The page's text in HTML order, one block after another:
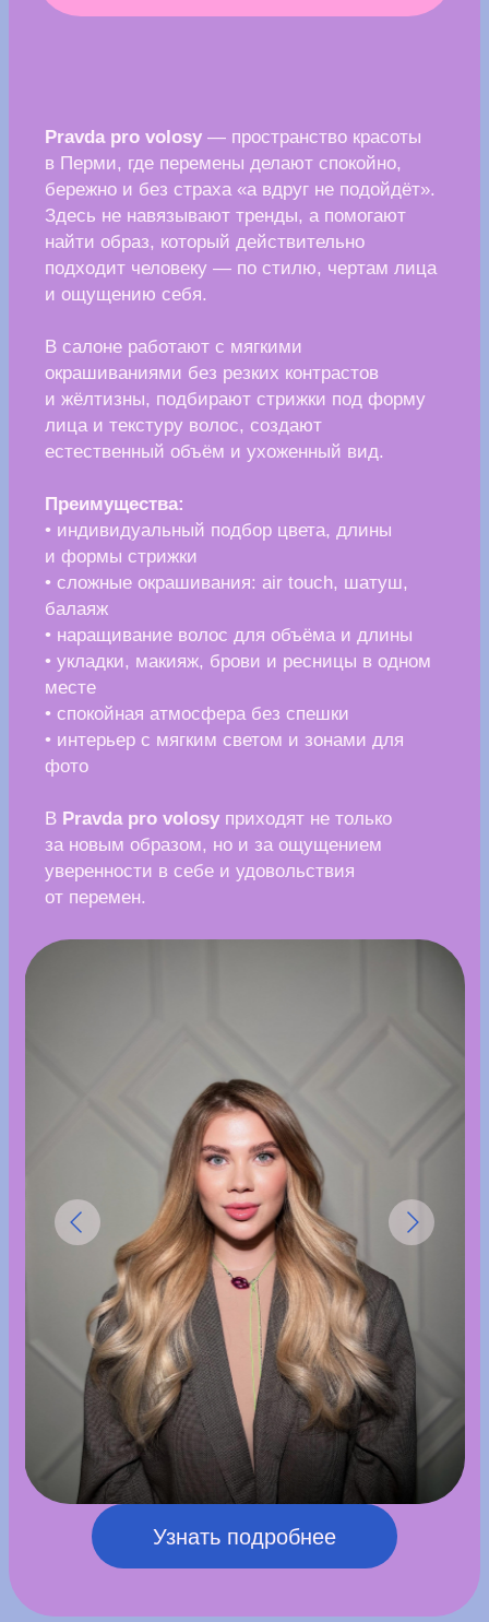
ул. Полины Осипенко, 54
мастером Александром Ромашевым. Здесь
ценят свободу самовыражения и найдут
креативное решение для любой вашей
идеи — будь то перекрытие старой
татуировки, индивидуальный проект, цветная
или черно-белая работа, миниатюра или
масштабный рукав.
Преимущества:
— европейский формат студии в центре
города
— бесплатная разработка индивидуального
— регулярные акции и мероприятия для
клиентов
— продуманный сервис и комфорт на каждом
Parma Tattoo Club верит, что татуировка —
это больше, чем искусство на коже. Это
способ выразить себя и стать частью
многогранной культуры татуировки.
Акция:
ВКонтакте действует скидка на любой
Узнать подробнее